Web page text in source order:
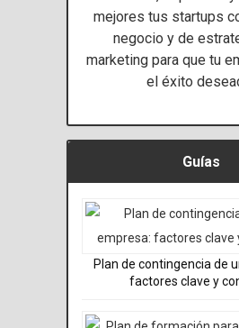
mejores tus startups
negocio y de
marketing para que tu
el éxito
Guías
Plan de contingencia de
factores clave y